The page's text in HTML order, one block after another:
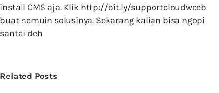
install CMS aja. Klik http://bit.ly/supportcloudweeb
buat nemuin solusinya. Sekarang kalian bisa ngopi
santai deh
Related Posts